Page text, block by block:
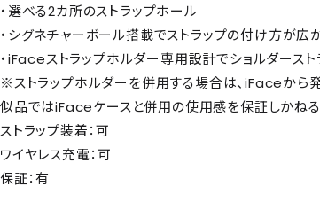
・選べる2カ所のストラップホール
・シグネチャーボール搭載でストラップの付け方が広
・iFaceストラップホルダー専用設計でショルダース
※ストラップホルダーを併用する場合は、iFaceから
似品ではiFaceケースと併用の使用感を保証しかねる
ストラップ装着：可
ワイヤレス充電：可
保証：有